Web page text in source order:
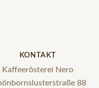
KONTAKT
Kaffeerösterei Nero
88